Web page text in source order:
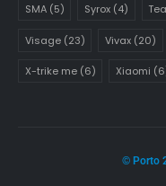
SMA(5) Syrox (4)
Visage(23) Vivax (20)
X-trike me(6) Xiaomi
© Porto